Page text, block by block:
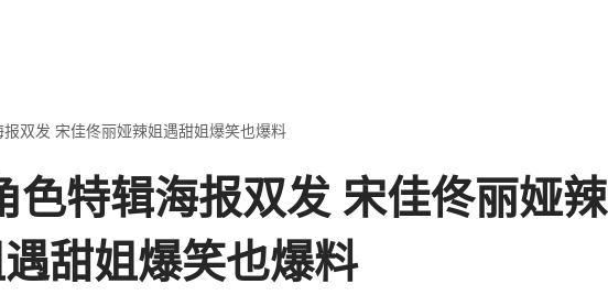
报双发 宋佳佟丽娅辣姐遇甜姐爆笑也爆料
色特辑海报双发 宋佳佟丽娅辣
甜姐爆笑也爆料